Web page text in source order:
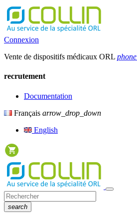
Connexion
Vente de dispositifs médicaux ORL phone
recrutement
Documentation
Français arrow_drop_down
English
search